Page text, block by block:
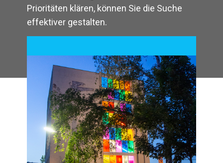
Prioritäten klären, können Sie die Suche
effektiver gestalten.